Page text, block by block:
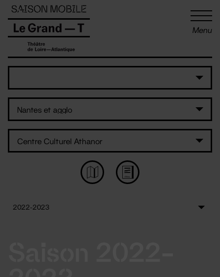
Menu
Panneau de gestion des cookies